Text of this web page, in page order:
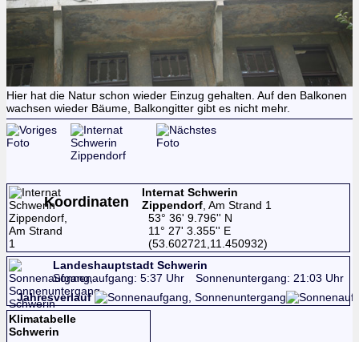
Hier hat die Natur schon wieder Einzug gehalten. Auf den Balkonen
wachsen wieder Bäume, Balkongitter gibt es nicht mehr.
Koordinaten
Internat Schwerin
Zippendorf , Am Strand 1
53° 36' 9.796'' N
11° 27' 3.355'' E
(53.602721,11.450932)
Landeshauptstadt Schwerin
Sonnenaufgang: 5:37 Uhr
Sonnenuntergang: 21:03 Uhr
Jahresverlauf
Klimatabelle
Schwerin